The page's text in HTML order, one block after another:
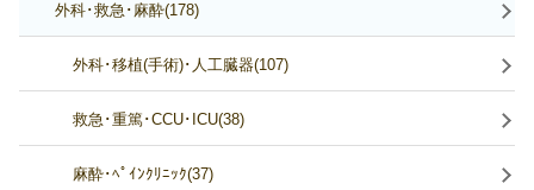
外科･救急･麻酔(178)
外科･移植(手術)･人工臓器(107)
救急･重篤･CCU･ICU(38)
麻酔･ﾍﾟｲﾝｸﾘﾆｯｸ(37)